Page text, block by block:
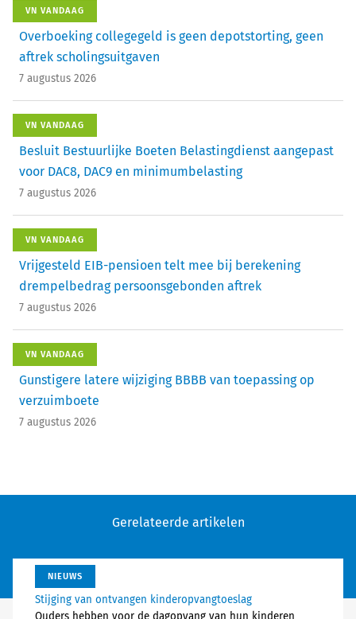
VN VANDAAG
Overboeking collegegeld is geen depotstorting, geen
aftrek scholingsuitgaven
7 augustus 2026
VN VANDAAG
Besluit Bestuurlijke Boeten Belastingdienst aangepast
voor DAC8, DAC9 en minimumbelasting
7 augustus 2026
VN VANDAAG
Vrijgesteld EIB-pensioen telt mee bij berekening
drempelbedrag persoonsgebonden aftrek
7 augustus 2026
VN VANDAAG
Gunstigere latere wijziging BBBB van toepassing op
verzuimboete
7 augustus 2026
Gerelateerde artikelen
NIEUWS
Stijging van ontvangen kinderopvangtoeslag